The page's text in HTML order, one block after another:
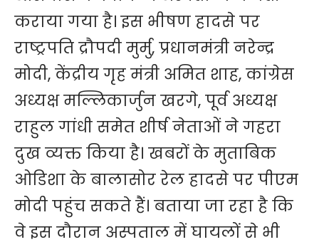
कराया गया है। इस भीषण हादसे पर
राष्ट्रपति द्रौपदी मुर्मु, प्रधानमंत्री नरेन्द्र
मोदी, केंद्रीय गृह मंत्री अमित शाह, कांग्रेस
अध्यक्ष मल्लिकार्जुन खरगे, पूर्व अध्यक्ष
राहुल गांधी समेत शीर्ष नेताओं ने गहरा
दुख व्यक्त किया है। खबरों के मुताबिक
ओडिशा के बालासोर रेल हादसे पर पीएम
मोदी पहुंच सकते हैं। बताया जा रहा है कि
वे इस दौरान अस्पताल में घायलों से भी